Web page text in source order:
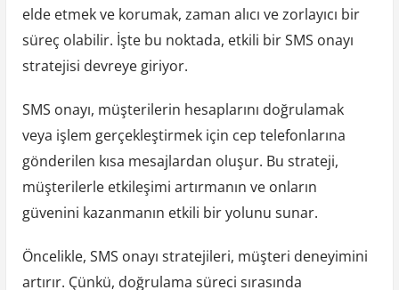
elde etmek ve korumak, zaman alıcı ve zorlayıcı bir
süreç olabilir. İşte bu noktada, etkili bir SMS onayı
stratejisi devreye giriyor.
SMS onayı, müşterilerin hesaplarını doğrulamak
veya işlem gerçekleştirmek için cep telefonlarına
gönderilen kısa mesajlardan oluşur. Bu strateji,
müşterilerle etkileşimi artırmanın ve onların
güvenini kazanmanın etkili bir yolunu sunar.
Öncelikle, SMS onayı stratejileri, müşteri deneyimini
artırır. Çünkü, doğrulama süreci sırasında